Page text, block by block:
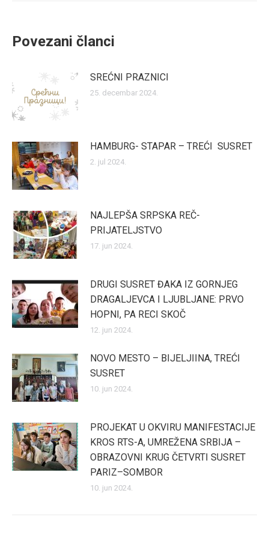
Povezani članci
SREĆNI PRAZNICI
25. decembar 2024.
HAMBURG- STAPAR – TREĆI SUSRET
2. jul 2024.
NAJLEPŠA SRPSKA REČ-
PRIJATELJSTVO
17. jun 2024.
DRUGI SUSRET ĐAKA IZ GORNJEG
DRAGALJEVCA I LJUBLJANE: PRVO
HOPNI, PA RECI SKOČ
12. jun 2024.
NOVO MESTO – BIJELJIINA, TREĆI
SUSRET
10. jun 2024.
PROJEKAT U OKVIRU MANIFESTACIJE
KROS RTS-A, UMREŽENA SRBIJA –
OBRAZOVNI KRUG ČETVRTI SUSRET
PARIZ–SOMBOR
10. jun 2024.